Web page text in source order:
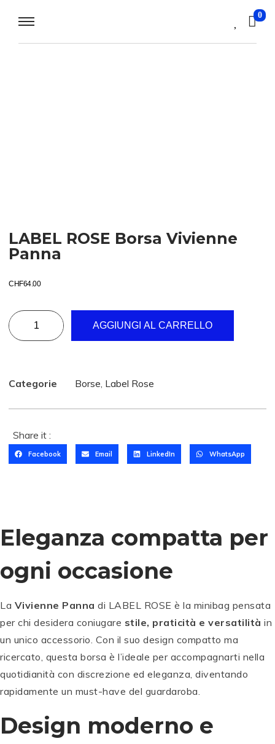
0
LABEL ROSE Borsa Vivienne
Panna
CHF64.00
AGGIUNGI AL CARRELLO
Categorie Borse, Label Rose
Share it :
Facebook Email LinkedIn WhatsApp
Eleganza compatta per
ogni occasione
La Vivienne Panna di LABEL ROSE è la minibag pensata
per chi desidera coniugare stile, praticità e versatilità in
un unico accessorio. Con il suo design compatto ma
ricercato, questa borsa è l’ideale per accompagnarti nella
quotidianità con discrezione ed eleganza, diventando
rapidamente un must-have del guardaroba.
Design moderno e